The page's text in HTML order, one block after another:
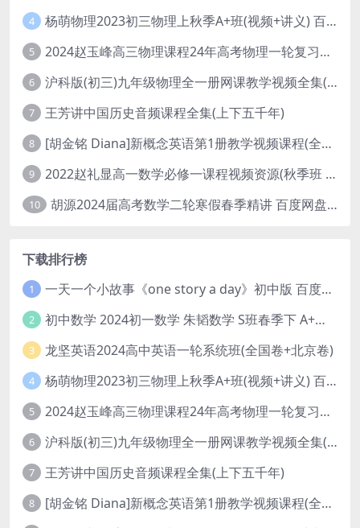
4 杨萌物理2023初三物理上秋季A+班(视频+讲义) 百度网盘分享
5 2024赵玉峰高三物理课程24年高考物理一轮复习网课教程
6 沪科版(初三)九年级物理全一册网课教学视频全集(录播版 杜春雨 66讲)
7 王芳讲中国历史音频课程全集(上下五千年)
8 [胡金铭 Diana]新概念英语第1册教学视频课程(全集 百度网盘下载)
9 2022赵礼显高一数学必修一课程视频资源(秋季班 含讲义)百度网盘云
10 胡源2024届高考数学二轮寒假春季精讲 百度网盘分享
下载排行榜
1 一天一个小故事《one story a day》初中版 百度网盘分享下载
2 初中数学 2024初一数学 朱韬数学 S班春季下 A+班春季下 百度云网盘
3 龙坚英语2024高中英语一轮系统班(全国卷+北京卷)
4 杨萌物理2023初三物理上秋季A+班(视频+讲义) 百度网盘分享
5 2024赵玉峰高三物理课程24年高考物理一轮复习网课教程
6 沪科版(初三)九年级物理全一册网课教学视频全集(录播版 杜春雨 66讲)
7 王芳讲中国历史音频课程全集(上下五千年)
8 [胡金铭 Diana]新概念英语第1册教学视频课程(全集 百度网盘下载)